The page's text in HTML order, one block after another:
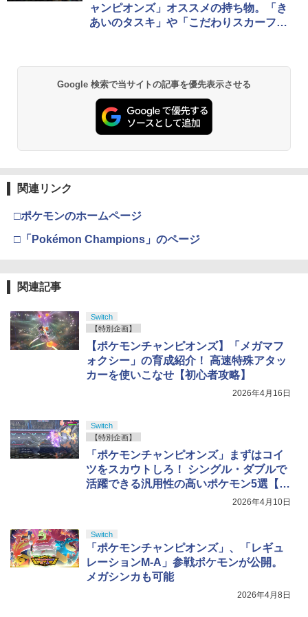
ャンピオンズ」オススメの持ち物。「き
あいのタスキ」や「こだわりスカーフ」
Google 検索で当サイトの記事を優先表示させる
関連リンク
□ポケモンのホームページ
□「Pokémon Champions」のページ
関連記事
Switch
【特別企画】
【ポケモンチャンピオンズ】「メガマフ
ォクシー」の育成紹介！ 高速特殊アタッ
カーを使いこなせ【初心者攻略】
2026年4月16日
Switch
【特別企画】
「ポケモンチャンピオンズ」まずはコイ
ツをスカウトしろ！ シングル・ダブルで
活躍できる汎用性の高いポケモン5選【ポ
2026年4月10日
Switch
「ポケモンチャンピオンズ」、「レギュ
レーションM-A」参戦ポケモンが公開。
メガシンカも可能
2026年4月8日